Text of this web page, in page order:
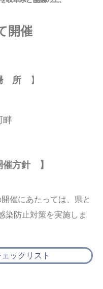
開催
所 】
畔
催方針 】
催にあたっては、県と
染防止対策を実施しま
ックリスト